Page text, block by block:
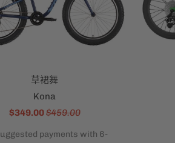
草裙舞
Kona
$349.00$459.00